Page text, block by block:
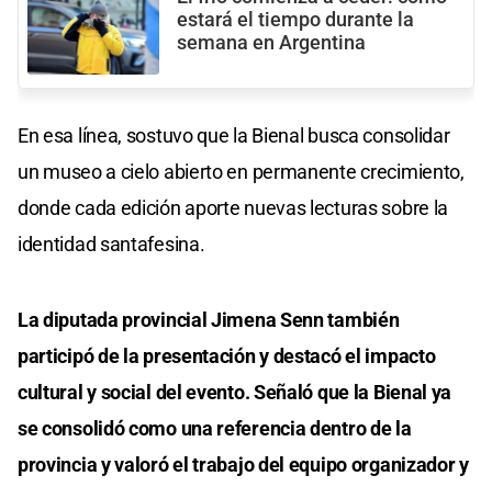
estará el tiempo durante la
semana en Argentina
En esa línea, sostuvo que la Bienal busca consolidar
un museo a cielo abierto en permanente crecimiento,
donde cada edición aporte nuevas lecturas sobre la
identidad santafesina.
La diputada provincial Jimena Senn también
participó de la presentación y destacó el impacto
cultural y social del evento. Señaló que la Bienal ya
se consolidó como una referencia dentro de la
provincia y valoró el trabajo del equipo organizador y